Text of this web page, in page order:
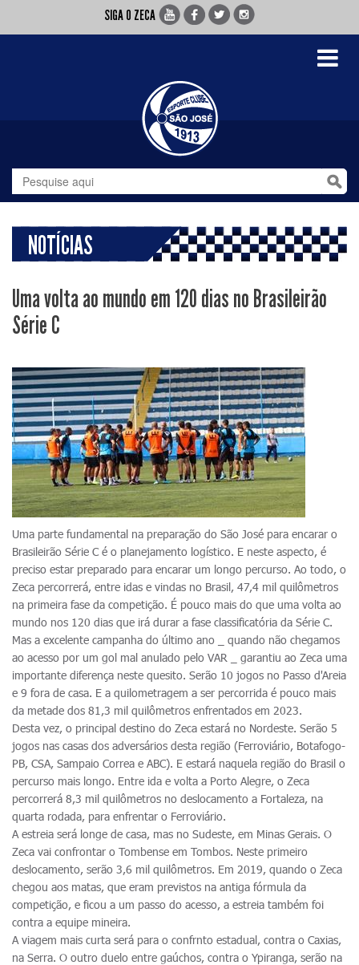
SIGA O ZECA
Toggle
NOTÍCIAS
Uma volta ao mundo em 120 dias no Brasileirão
Série C
Uma parte fundamental na preparação do São José para encarar o
Brasileirão Série C é o planejamento logístico. E neste aspecto, é
preciso estar preparado para encarar um longo percurso. Ao todo, o
Zeca percorrerá, entre idas e vindas no Brasil, 47,4 mil quilômetros
na primeira fase da competição. É pouco mais do que uma volta ao
mundo nos 120 dias que irá durar a fase classificatória da Série C.
Mas a excelente campanha do último ano _ quando não chegamos
ao acesso por um gol mal anulado pelo VAR _ garantiu ao Zeca uma
importante diferença neste quesito. Serão 10 jogos no Passo d'Areia
e 9 fora de casa. E a quilometragem a ser percorrida é pouco mais
da metade dos 81,3 mil quilômetros enfrentados em 2023.
Desta vez, o principal destino do Zeca estará no Nordeste. Serão 5
jogos nas casas dos adversários desta região (Ferroviário, Botafogo-
PB, CSA, Sampaio Correa e ABC). E estará naquela região do Brasil o
percurso mais longo. Entre ida e volta a Porto Alegre, o Zeca
percorrerá 8,3 mil quilômetros no deslocamento a Fortaleza, na
quarta rodada, para enfrentar o Ferroviário.
A estreia será longe de casa, mas no Sudeste, em Minas Gerais. O
Zeca vai confrontar o Tombense em Tombos. Neste primeiro
deslocamento, serão 3,6 mil quilômetros. Em 2019, quando o Zeca
chegou aos matas, que eram previstos na antiga fórmula da
competição, e ficou a um passo do acesso, a estreia também foi
contra a equipe mineira.
A viagem mais curta será para o confrnto estadual, contra o Caxias,
na Serra. O outro duelo entre gaúchos, contra o Ypiranga, serão na